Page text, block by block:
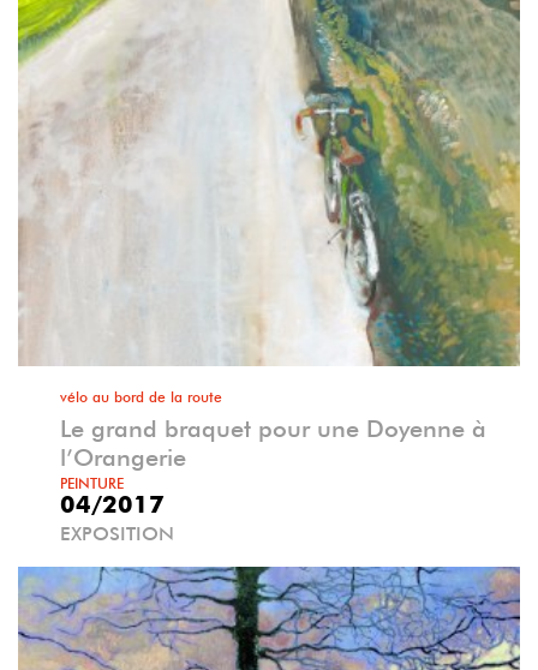
vélo au bord de la route
Le grand braquet pour une Doyenne à
l’Orangerie
PEINTURE
04/2017
EXPOSITION